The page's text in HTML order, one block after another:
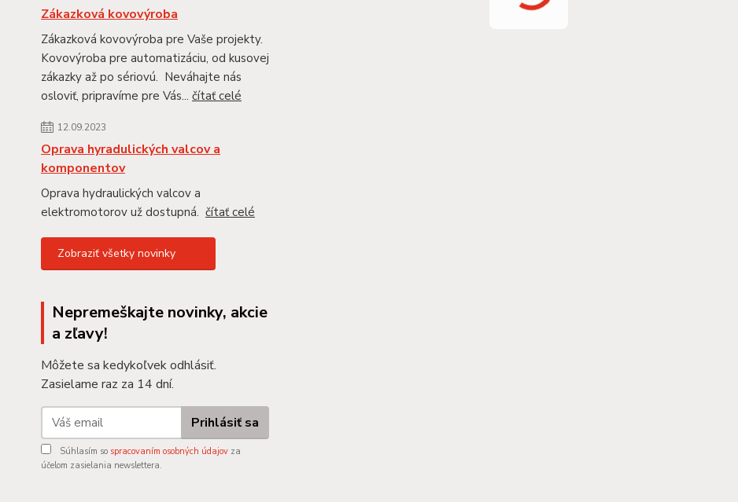
Zákazková kovovýroba
Zákazková kovovýroba pre Vaše projekty.
Kovovýroba pre automatizáciu, od kusovej
zákazky až po sériovú. Neváhajte nás
osloviť, pripravíme pre Vás... čítať celé
12.09.2023
Oprava hyradulických valcov a
komponentov
Oprava hydraulických valcov a
elektromotorov už dostupná. čítať celé
Zobraziť všetky novinky
Nepremeškajte novinky, akcie
a zľavy!
Môžete sa kedykoľvek odhlásiť.
Zasielame raz za 14 dní.
Prihlásiť sa
Súhlasím so spracovaním osobných údajov za
účelom zasielania newslettera.